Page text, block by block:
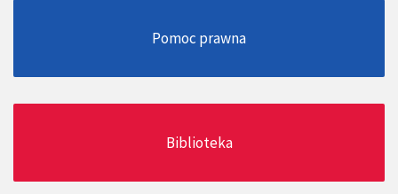
Pomoc prawna
Biblioteka